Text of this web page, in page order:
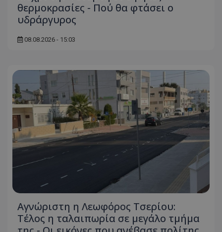
θερμοκρασίες - Πού θα φτάσει ο
υδράργυρος
08.08.2026 - 15:03
Αγνώριστη η Λεωφόρος Τσερίου:
Τέλος η ταλαιπωρία σε μεγάλο τμήμα